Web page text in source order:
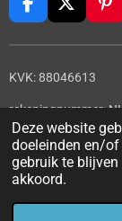
Deze website
doeleinden en/
gebruik te
akkoord.
F
a
c
b
o
k
X
P
i
n
e
s
t
KVK: 88046613
rekeningnummer:
© 2022 - 2026
Powered by